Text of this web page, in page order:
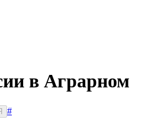
в Аграрном
#